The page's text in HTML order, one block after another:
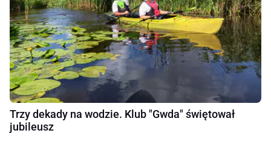
Trzy dekady na wodzie. Klub "Gwda" świętował
jubileusz